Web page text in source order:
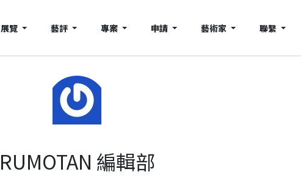
展覽 藝評 專案 申請 藝術家 聯繫
RUMOTAN 編輯部